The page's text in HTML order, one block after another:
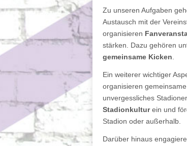
Zu unseren Aufgaben
Austausch mit der
organisieren
stärken. Dazu gehören
gemeinsame Kicken
Ein weiterer wichtiger
organisieren
unvergessliches
Stadionkulturein und
Stadion oder außerhalb.
Darüber hinaus